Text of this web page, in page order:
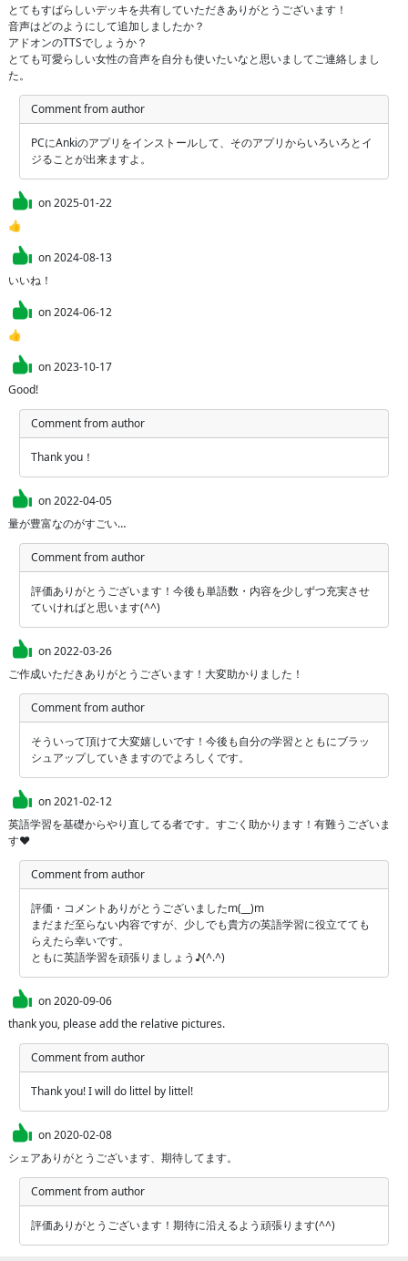
とてもすばらしいデッキを共有していただきありがとうございます！
音声はどのようにして追加しましたか？
アドオンのTTSでしょうか？
とても可愛らしい女性の音声を自分も使いたいなと思いましてご連絡しまし
た。
Comment from author
PCにAnkiのアプリをインストールして、そのアプリからいろいろとイ
ジることが出来ますよ。
on2025-01-22
👍
on2024-08-13
いいね！
on2024-06-12
👍
on2023-10-17
Good!
Comment from author
Thank you！
on2022-04-05
量が豊富なのがすごい…
Comment from author
評価ありがとうございます！今後も単語数・内容を少しずつ充実させ
ていければと思います(^^)
on2022-03-26
ご作成いただきありがとうございます！大変助かりました！
Comment from author
そういって頂けて大変嬉しいです！今後も自分の学習とともにブラッ
シュアップしていきますのでよろしくです。
on2021-02-12
英語学習を基礎からやり直してる者です。すごく助かります！有難うございま
す❤︎
Comment from author
評価・コメントありがとうございましたm(__)m
まだまだ至らない内容ですが、少しでも貴方の英語学習に役立てても
らえたら幸いです。
ともに英語学習を頑張りましょう♪(^.^)
on2020-09-06
thank you, please add the relative pictures.
Comment from author
Thank you! I will do littel by littel!
on2020-02-08
シェアありがとうございます、期待してます。
Comment from author
評価ありがとうございます！期待に沿えるよう頑張ります(^^)